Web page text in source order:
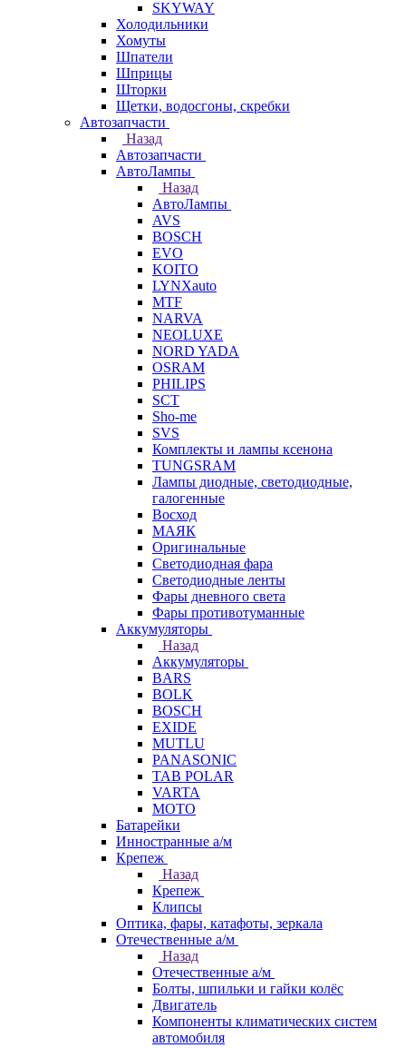
SKYWAY
Холодильники
Хомуты
Шпатели
Шприцы
Шторки
Щетки, водосгоны, скребки
Автозапчасти
Назад
Автозапчасти
АвтоЛампы
Назад
АвтоЛампы
AVS
BOSCH
EVO
KOITO
LYNXauto
MTF
NARVA
NEOLUXE
NORD YADA
OSRAM
PHILIPS
SCT
Sho-me
SVS
Комплекты и лампы ксенона
TUNGSRAM
Лампы диодные, светодиодные,
галогенные
Восход
МАЯК
Оригинальные
Светодиодная фара
Светодиодные ленты
Фары дневного света
Фары противотуманные
Аккумуляторы
Назад
Аккумуляторы
BARS
BOLK
BOSCH
EXIDE
MUTLU
PANASONIC
TAB POLAR
VARTA
МОТО
Батарейки
Инностранные а/м
Крепеж
Назад
Крепеж
Клипсы
Оптика, фары, катафоты, зеркала
Отечественные а/м
Назад
Отечественные а/м
Болты, шпильки и гайки колёс
Двигатель
Компоненты климатических систем
автомобиля